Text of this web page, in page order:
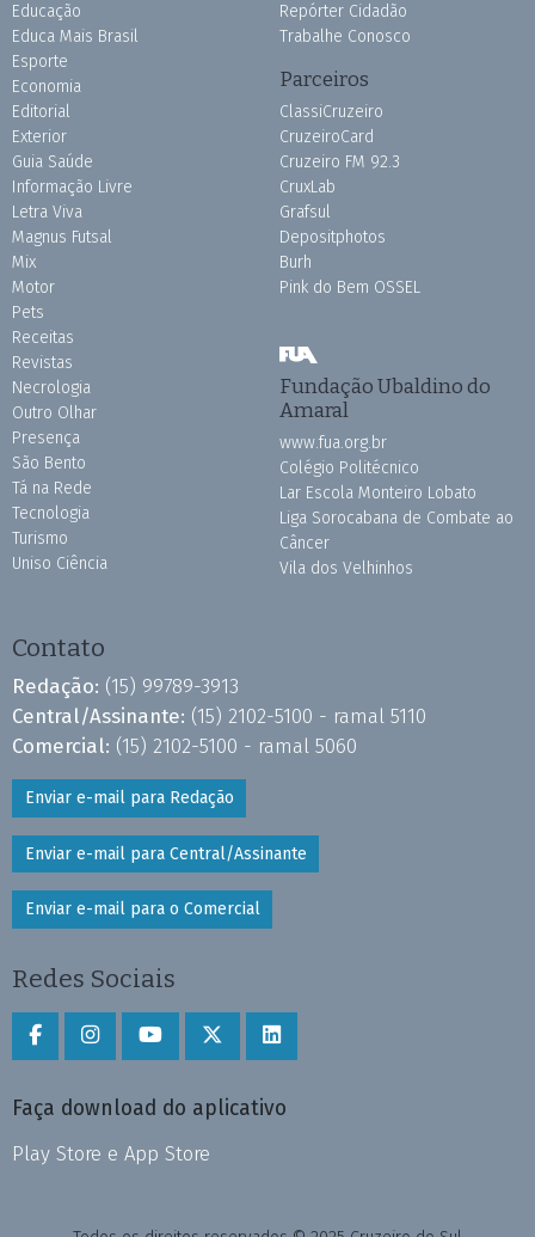
Educação
Educa Mais Brasil
Esporte
Economia
Editorial
Exterior
Guia Saúde
Informação Livre
Letra Viva
Magnus Futsal
Mix
Motor
Pets
Receitas
Revistas
Necrologia
Outro Olhar
Presença
São Bento
Tá na Rede
Tecnologia
Turismo
Uniso Ciência
Repórter Cidadão
Trabalhe Conosco
Parceiros
ClassiCruzeiro
CruzeiroCard
Cruzeiro FM 92.3
CruxLab
Grafsul
Depositphotos
Burh
Pink do Bem OSSEL
Fundação Ubaldino do
Amaral
www.fua.org.br
Colégio Politécnico
Lar Escola Monteiro Lobato
Liga Sorocabana de Combate ao
Câncer
Vila dos Velhinhos
Contato
Redação: (15) 99789-3913
Central/Assinante: (15) 2102-5100 - ramal 5110
Comercial: (15) 2102-5100 - ramal 5060
Enviar e-mail para Redação
Enviar e-mail para Central/Assinante
Enviar e-mail para o Comercial
Redes Sociais
Faça download do aplicativo
Play Store e App Store